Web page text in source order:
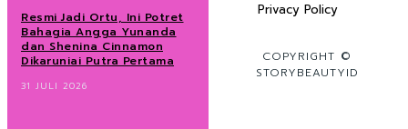
Resmi Jadi Ortu, Ini Potret
Bahagia Angga Yunanda
dan Shenina Cinnamon
Dikaruniai Putra Pertama
31 JULI 2026
Privacy Policy
COPYRIGHT ©
STORYBEAUTYID